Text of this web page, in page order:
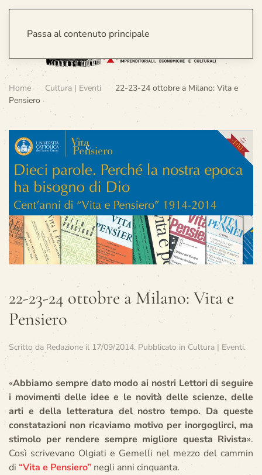
Passa al contenuto principale
Home Cultura | Eventi
22-23-24 ottobre a Milano: Vita e
Pensiero
22-23-24 ottobre a Milano: Vita e
Pensiero
Scritto da Redazione il 17/09/2014. Pubblicato in Cultura | Eventi.
«Abbiamo sempre dato modo ai nostri Lettori di seguire
i movimenti delle idee e le novità delle scienze, delle
arti e della letteratura del nostro tempo. Da queste
constatazioni non ricaviamo motivo per inorgoglirci, ma
stimolo per rendere sempre migliore questa Rivista».
Così scrivevano Olgiati e Gemelli nel mezzo del cammin
di “Vita e Pensiero” negli anni cinquanta.